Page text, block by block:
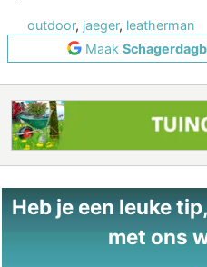
outdoor, jaeger, leatherman
Maak
Heb je een leuke
met ons